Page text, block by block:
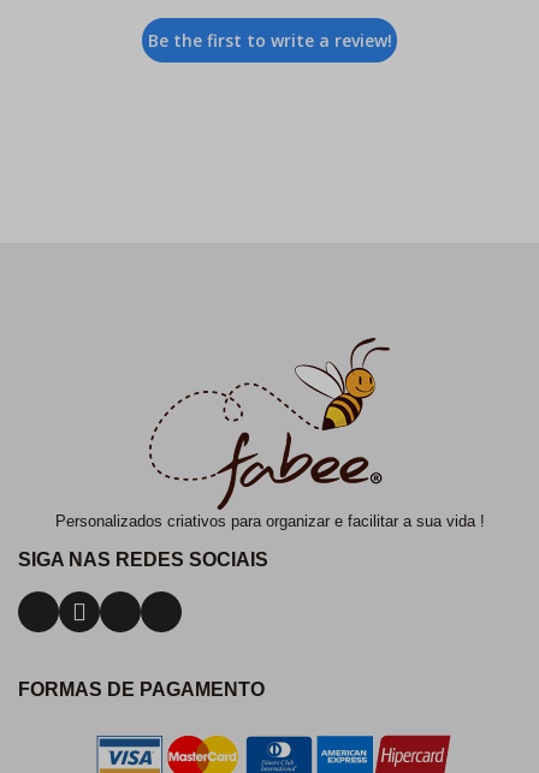
Be the first to write a review!
Personalizados criativos para organizar e facilitar a sua vida !
SIGA NAS REDES SOCIAIS
FORMAS DE PAGAMENTO